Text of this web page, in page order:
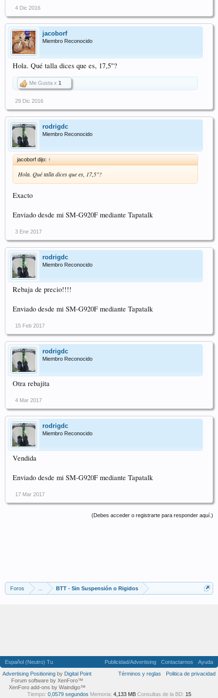
4 Dic 2016
jacoborf
Miembro Reconocido
Hola. Qué talla dices que es, 17,5"?
Me Gusta x 1
29 Dic 2016
rodrigdc
Miembro Reconocido
jacoborf dijo: ↑
Hola. Qué talla dices que es, 17,5"?
Exacto
Enviado desde mi SM-G920F mediante Tapatalk
3 Ene 2017
rodrigdc
Miembro Reconocido
Rebaja de precio!!!!
Enviado desde mi SM-G920F mediante Tapatalk
15 Feb 2017
rodrigdc
Miembro Reconocido
Otra rebajita
4 Mar 2017
rodrigdc
Miembro Reconocido
Vendida
Enviado desde mi SM-G920F mediante Tapatalk
17 Mar 2017
(Debes acceder o registrarte para responder aquí.)
Foros ... BTT - Sin Suspensión o Rigidos
Español (Neutro) Tu Publicidad/Advertising Contactarnos
Ayuda
Términos y reglas
Politica de privacidad
Advertising Positioning by Digital Point
Forum software by XenForo™
XenForo add-ons by Waindigo™
Tiempo: 0,0579 segundos Memoria: 4,133 MB Consultas de la BD: 15